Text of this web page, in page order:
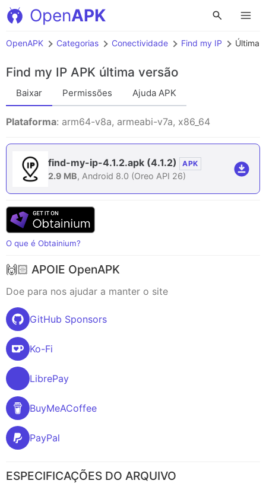
OpenAPK
OpenAPK Categorias Conectividade Find my IP Última
Find my IP APK última versão
Baixar Permissões Ajuda APK
Plataforma: arm64-v8a, armeabi-v7a, x86_64
find-my-ip-4.1.2.apk (4.1.2) APK
2.9 MB, Android 8.0 (Oreo API 26)
O que é Obtainium?
🙌🏻 APOIE OpenAPK
Doe para nos ajudar a manter o site
GitHub Sponsors
Ko-Fi
LibrePay
BuyMeACoffee
PayPal
ESPECIFICAÇÕES DO ARQUIVO